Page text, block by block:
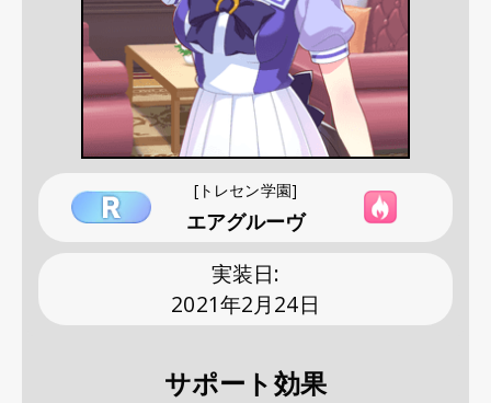
[トレセン学園]
エアグルーヴ
実装日:
2021年2月24日
サポート効果